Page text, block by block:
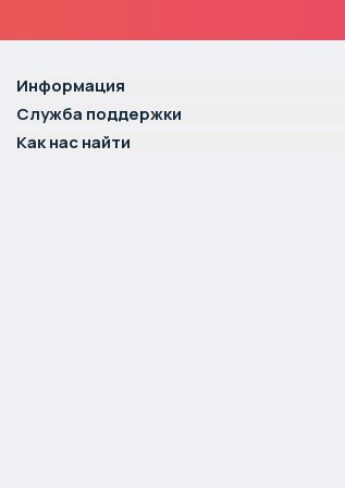
Информация
Служба поддержки
Как нас найти